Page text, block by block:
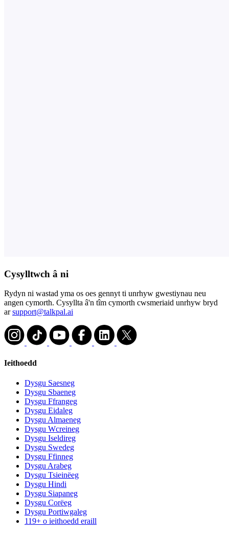
Cysylltwch â ni
Rydyn ni wastad yma os oes gennyt ti unrhyw gwestiynau neu
angen cymorth. Cysyllta â'n tîm cymorth cwsmeriaid unrhyw bryd
arsupport@talkpal.ai
Ieithoedd
Dysgu Saesneg
Dysgu Sbaeneg
Dysgu Ffrangeg
Dysgu Eidaleg
Dysgu Almaeneg
Dysgu Wcreineg
Dysgu Iseldireg
Dysgu Swedeg
Dysgu Ffinneg
Dysgu Arabeg
Dysgu Tsieinëeg
Dysgu Hindi
Dysgu Siapaneg
Dysgu Corëeg
Dysgu Portiwgaleg
119+ o ieithoedd eraill